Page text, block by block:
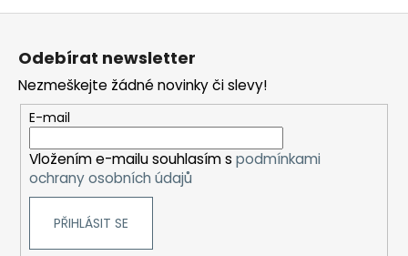
Odebírat newsletter
Nezmeškejte žádné novinky či slevy!
E-mail
Vložením e-mailu souhlasím s podmínkami
ochrany osobních údajů
PŘIHLÁSIT SE